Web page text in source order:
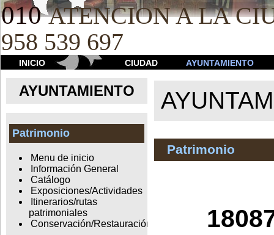
010 ATENCION A LA
958 539 697
INICIO CIUDAD AYUNTAMIENTO
AYUNTAMIENTO
Patrimonio
Menu de inicio
Información General
Catálogo
Exposiciones/Actividades
Itinerarios/rutas
patrimoniales
Conservación/Restauración
Patrimonio